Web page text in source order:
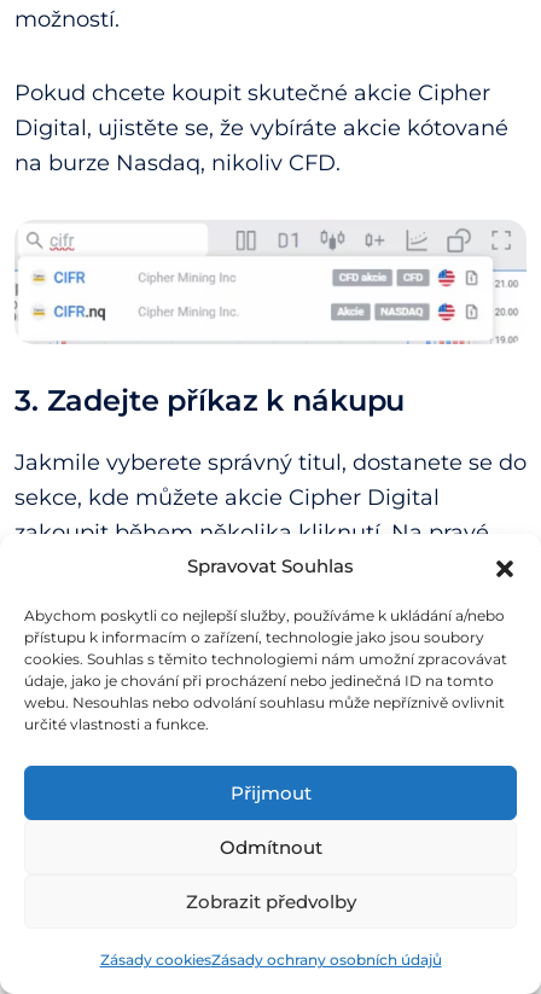
Spravovat Souhlas
Abychom poskytli co nejlepší služby, používáme k ukládání a/nebo
přístupu k informacím o zařízení, technologie jako jsou soubory
cookies. Souhlas s těmito technologiemi nám umožní zpracovávat
údaje, jako je chování při procházení nebo jedinečná ID na tomto
webu. Nesouhlas nebo odvolání souhlasu může nepříznivě ovlivnit
určité vlastnosti a funkce.
Přijmout
Odmítnout
Zobrazit předvolby
Zásady cookiesZásady ochrany osobních údajů
možností.
Pokud chcete koupit skutečné akcie Cipher
Digital, ujistěte se, že vybíráte akcie kótované
na burze Nasdaq, nikoliv CFD.
3. Zadejte příkaz k nákupu
Jakmile vyberete správný titul, dostanete se do
sekce, kde můžete akcie Cipher Digital
zakoupit během několika kliknutí. Na pravé
straně obrazovky uvidíte různé typy
Pro začátečníky je nejjednodušší využít příkaz
„market“, který umožňuje okamžitý nákup za
Stačí zadat počet akcií, které chcete koupit,
a potvrdit transakci tlačítkem „Nákup“.
Zakoupené akcie se během chvíle zobrazí ve